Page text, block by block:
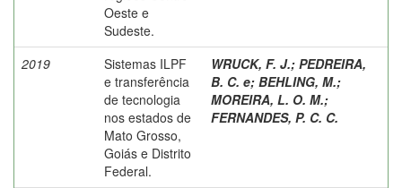
Oeste e
Sudeste.
2019
Sistemas ILPF
e transferência
de tecnologia
nos estados de
Mato Grosso,
Goiás e Distrito
Federal.
WRUCK, F. J.; PEDREIRA,
B. C. e; BEHLING, M.;
MOREIRA, L. O. M.;
FERNANDES, P. C. C.